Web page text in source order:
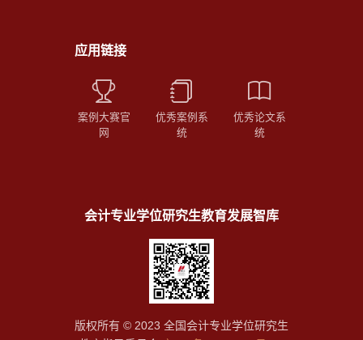
应用链接
案例大赛官
网
优秀案例系
统
优秀论文系
统
会计专业学位研究生教育发展智库
版权所有 © 2023 全国会计专业学位研究生